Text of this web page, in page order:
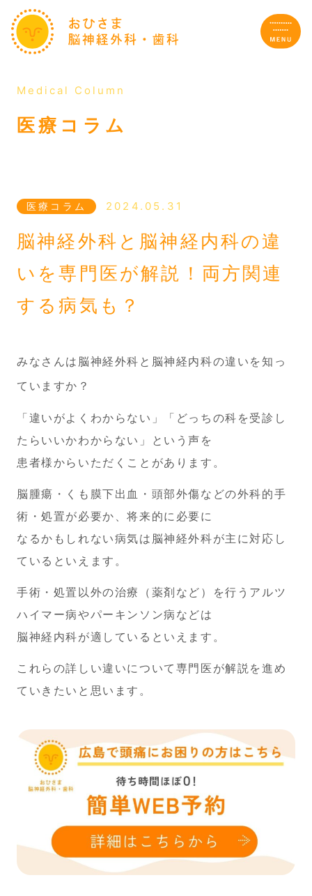
施設・設備紹介
診療案内
初診の方へのご案内
アクセス
おひさまノート
（お知らせ・ブログ）
医療コラム
脳神経外科はこちら
歯科はこちら
ご予約・お問い合わせ
休診日…木・日・祝
月～水・金 9:00～13:00／15:00～19:00
土曜午後は14:00~18:00
脳神経外科 … 082-569-5728
歯科 … 082-569-6482
Medical Column
医療コラム
医療コラム 2024.05.31
脳神経外科と脳神経内科の違
いを専門医が解説！両方関連
する病気も？
みなさんは脳神経外科と脳神経内科の違いを知っ
ていますか？
「違いがよくわからない」「どっちの科を受診し
たらいいかわからない」という声を
患者様からいただくことがあります。
脳腫瘍・くも膜下出血・頭部外傷などの外科的手
術・処置が必要か、将来的に必要に
なるかもしれない病気は脳神経外科が主に対応し
ているといえます。
手術・処置以外の治療（薬剤など）を行うアルツ
ハイマー病やパーキンソン病などは
脳神経内科が適しているといえます。
これらの詳しい違いについて専門医が解説を進め
ていきたいと思います。